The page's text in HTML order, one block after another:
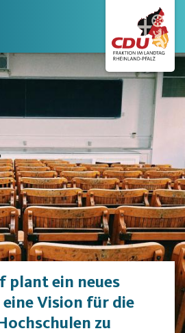
plant ein neues
eine Vision für die
zu